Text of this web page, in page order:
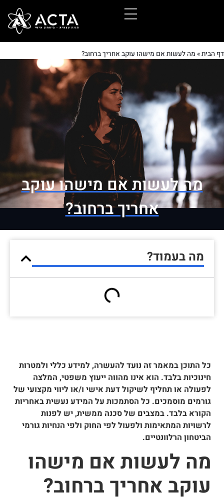
דף הבית» מה לעשות אם מישהו עוקב אחריך ברחוב?
מה לעשות אם מישהו עוקב
אחריך ברחוב?
מה בעמוד?
כל התוכן במאמר זה נועד להעשרה, למידע כללי ולמטרות
חינוכיות בלבד. הוא אינו מהווה ייעוץ משפטי, המלצה
לפעולה או תחליף לשיקול דעת אישי ו/או ליווי מקצועי של
גורמים מוסמכים. כל הסתמכות על המידע נעשית באחריות
הקורא בלבד. במצבים של סכנה ממשית, יש לפנות
לרשויות המתאימות ולפעול לפי החוק ולפי הנחיות גורמי
הביטחון הרלוונטיים.
מה לעשות אם מישהו
עוקב אחריך ברחוב?